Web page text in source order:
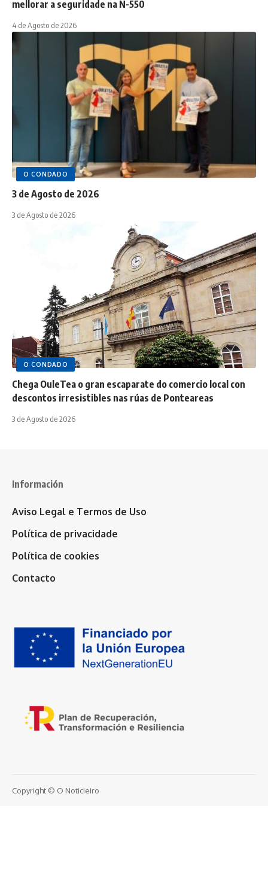
mellorar a seguridade na N-550
4 de Agosto de 2026
O CONDADO
3 de Agosto de 2026
3 de Agosto de 2026
O CONDADO
Chega OuleTea o gran escaparate do comercio local con
descontos irresistibles nas rúas de Ponteareas
3 de Agosto de 2026
Información
Aviso Legal e Termos de Uso
Política de privacidade
Política de cookies
Contacto
Copyright © O Noticieiro